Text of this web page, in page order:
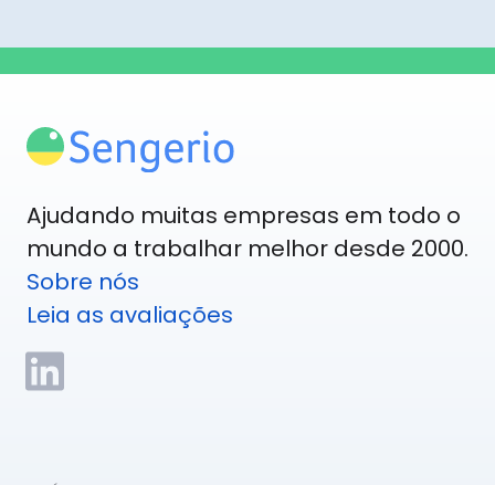
Ajudando muitas empresas em todo o
mundo a trabalhar melhor desde 2000.
Sobre nós
Leia as avaliações